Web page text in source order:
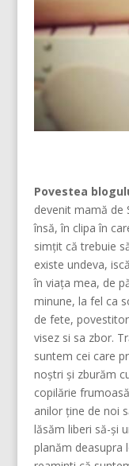
Povestea
devenit mamă de
însă, în clipa în
simțit că trebuie
existe undeva,
în viața mea, de
minune, la fel ca
de fete,
visez si sa zbor.
suntem cei care
noştri şi zburăm
copilărie
anilor ține de noi
lăsăm liberi să-și
planăm deasupra